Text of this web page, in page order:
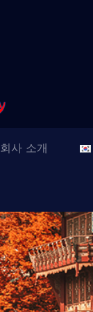
회사 소개